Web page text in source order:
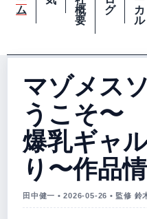
ム
概
要
グ
カ
ル
マゾメス
うこそ〜
爆乳ギャ
り〜作品
田中健一 • 2026-05-26 • 監修 鈴